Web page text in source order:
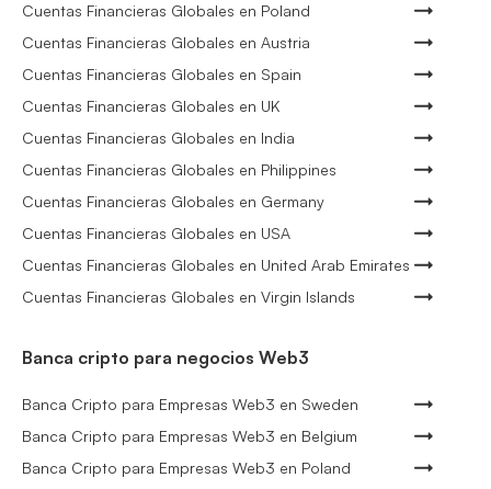
Cuentas Financieras Globales en Poland
Cuentas Financieras Globales en Austria
Cuentas Financieras Globales en Spain
Cuentas Financieras Globales en UK
Cuentas Financieras Globales en India
Cuentas Financieras Globales en Philippines
Cuentas Financieras Globales en Germany
Cuentas Financieras Globales en USA
Cuentas Financieras Globales en United Arab Emirates
Cuentas Financieras Globales en Virgin Islands
Banca cripto para negocios Web3
Banca Cripto para Empresas Web3 en Sweden
Banca Cripto para Empresas Web3 en Belgium
Banca Cripto para Empresas Web3 en Poland